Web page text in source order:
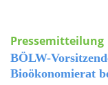
Pressemitteilung
BÖLW-
Bioökonomierat